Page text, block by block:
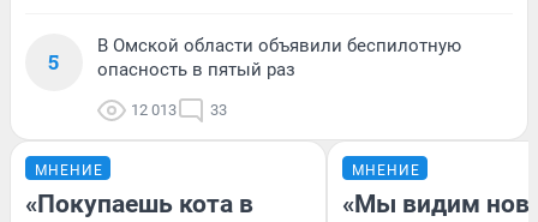
5
В Омской области объявили беспилотную
опасность в пятый раз
12 013 33
МНЕНИЕ
«Покупаешь кота в
МНЕНИЕ
«Мы видим